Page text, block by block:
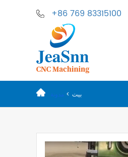
+86 769 83315100
بيت > مدونة